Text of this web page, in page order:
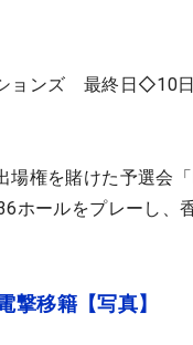
ョンズ 最終日◇10
場権を賭けた予選会
ホールをプレーし、
撃移籍【写真】